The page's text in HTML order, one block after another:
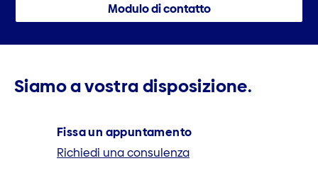
Modulo di contatto
Siamo a vostra disposizione.
Fissa un appuntamento
Richiedi una consulenza